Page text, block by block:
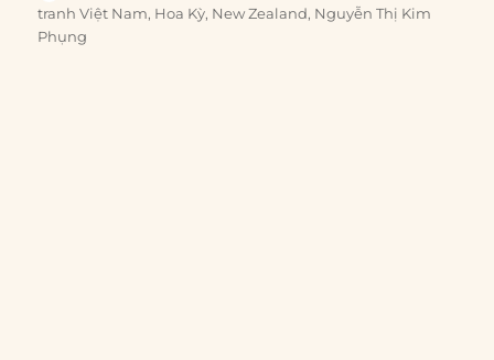
on
tranh Việt Nam, Hoa Kỳ, New Zealand, Nguyễn Thị Kim
Phụng